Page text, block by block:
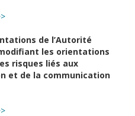
de l’Autorité
les orientations
risques liés aux
et de la communication